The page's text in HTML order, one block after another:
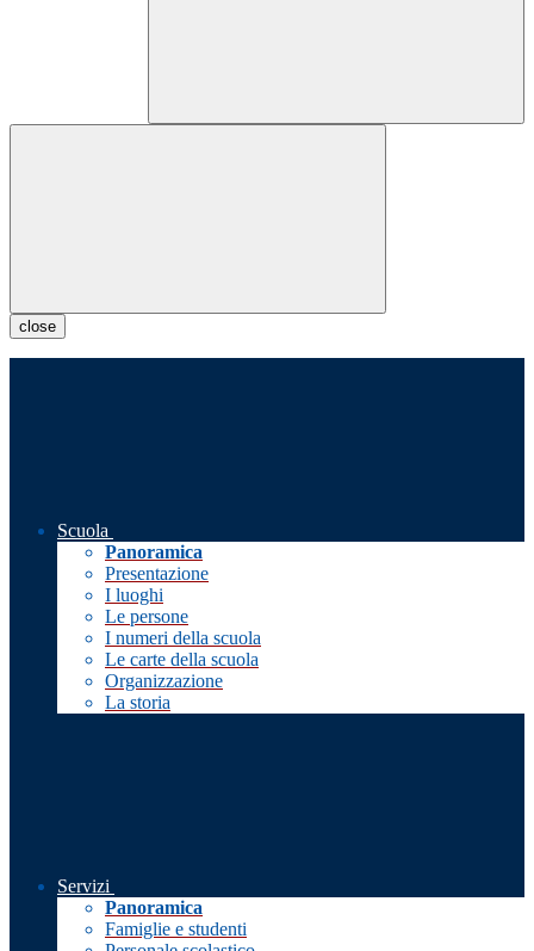
close
Scuola
Panoramica
Presentazione
I luoghi
Le persone
I numeri della scuola
Le carte della scuola
Organizzazione
La storia
Servizi
Panoramica
Famiglie e studenti